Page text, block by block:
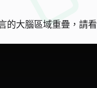
的大腦區域重疊，請看